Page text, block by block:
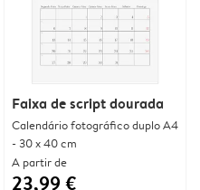
Faixa de script dourada
Calendário fotográfico duplo A4
- 30 x 40 cm
A partir de
23,99 €